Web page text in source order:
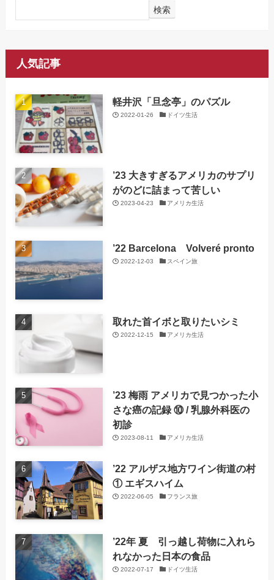
検索
人気記事
軽井沢「旦念亭」のパズル
2022-01-26 ドイツ生活
’23 大きすぎるアメリカのサプリ
がのどに詰まって苦しい
2023-04-23 アメリカ生活
’22 Barcelona Volveré pronto
2022-12-03 スペイン旅
取れた首イボと取りたいシミ
2022-12-15 アメリカ生活
’23 梅雨 アメリカで見つかった小
さな癌の記録 ⑩ / 乳腺外科医の
初診
2023-08-11 アメリカ生活
’22 アルザス地方ワイン街道の村
① エギスハイム
2022-06-05 フランス旅
’22年 夏 引っ越し荷物に入れら
れなかった日本の食品
2022-07-17 ドイツ生活